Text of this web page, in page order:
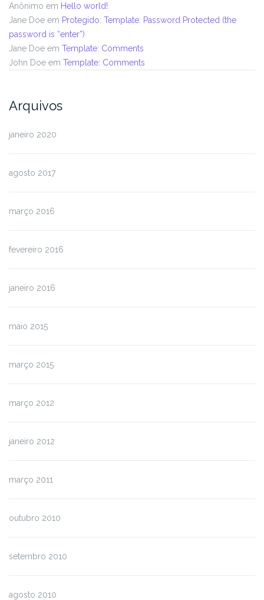
Anônimo em Hello world!
Jane Doe em Protegido: Template: Password Protected (the
password is “enter”)
Jane Doe em Template: Comments
John Doe em Template: Comments
Arquivos
janeiro 2020
agosto 2017
março 2016
fevereiro 2016
janeiro 2016
maio 2015
março 2015
março 2012
janeiro 2012
março 2011
outubro 2010
setembro 2010
agosto 2010